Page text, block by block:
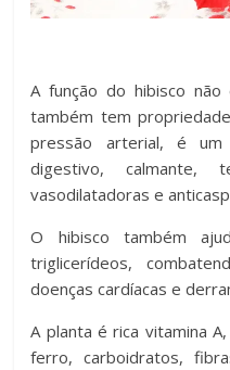
A função do hibisco
também tem
pressão arterial, é um
digestivo, calmante,
vasodilatadoras e
O hibisco também
triglicerídeos,
doenças cardíacas e
A planta é rica vitamina
ferro, carboidratos,